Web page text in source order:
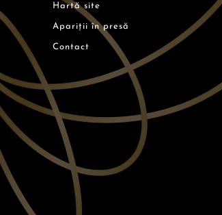
Hartă site
Apariții în presă
Contact